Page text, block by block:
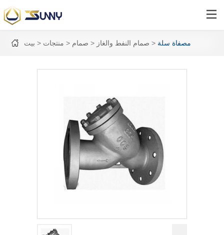
بيت منتجات صمام صمام النفط والغاز مصفاة سلة